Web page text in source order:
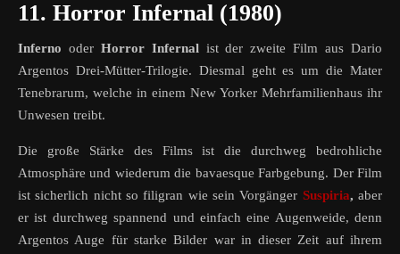
11. Horror Infernal (1980)
Inferno oder Horror Infernalist der zweite Film aus Dario
Argentos Drei-Mütter-Trilogie. Diesmal geht es um die Mater
Tenebrarum, welche in einem New Yorker Mehrfamilienhaus ihr
Unwesen treibt.
Die große Stärke des Films ist die durchweg bedrohliche
Atmosphäre und wiederum die bavaesque Farbgebung. Der Film
ist sicherlich nicht so filigran wie sein Vorgänger Suspiria, aber
er ist durchweg spannend und einfach eine Augenweide, denn
Argentos Auge für starke Bilder war in dieser Zeit auf ihrem